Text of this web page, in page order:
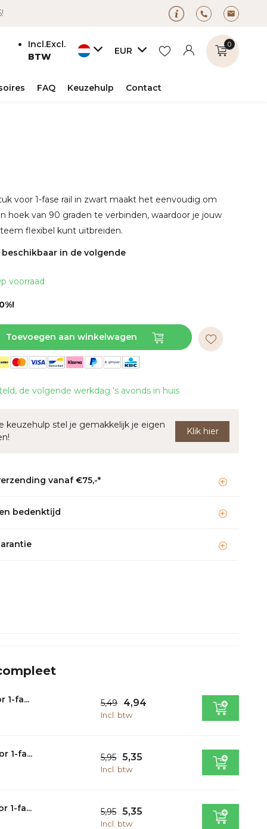
Incl.Excl.
BTW
EUR
0
FAQ Keuzehulp Contact
voor 1-fase rail in zwart maakt het eenvoudig om
hoek van 90 graden te verbinden, waardoor je jouw
flexibel kunt uitbreiden.
in de volgende
voorraad
Toevoegen aan winkelwagen
de volgende werkdag 's avonds in huis
keuzehulp stel je gemakkelijk je eigen
Klik hier
vanaf €75,-*
bedenktijd
1-fa... 5,49 4,94
Incl. btw
1-fa... 5,95 5,35
Incl. btw
1-fa... 5,95 5,35
Incl. btw